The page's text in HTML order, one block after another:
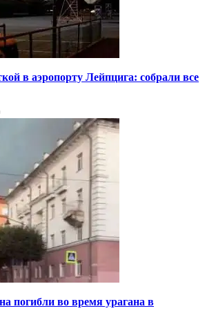
в аэропорту Лейпцига: собрали все
погибли во время урагана в